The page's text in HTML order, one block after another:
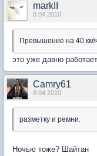
markII
8.04.2010
Превышение на 40
это уже давно работает
Camry61
8.04.2010
разметку и ремни.
Ночью тоже? Шайтан